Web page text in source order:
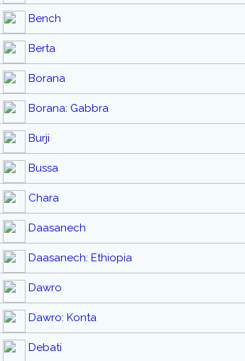
Bench
Berta
Borana
Borana: Gabbra
Burji
Bussa
Chara
Daasanech
Daasanech: Ethiopia
Dawro
Dawro: Konta
Debati